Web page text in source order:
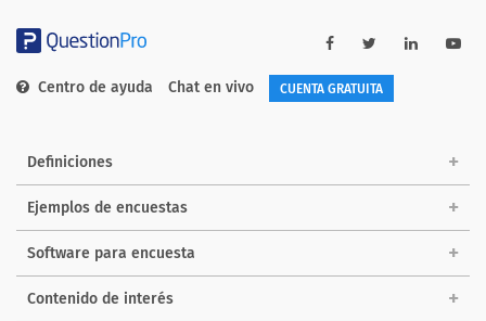
Centro de ayuda Chat en vivo CUENTA GRATUITA
Definiciones
Ejemplos de encuestas
Software para encuesta
Contenido de interés